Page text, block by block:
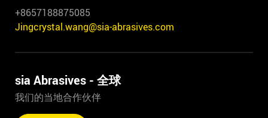
+8657188875085
Jingcrystal.wang@sia-abrasives.com
sia Abrasives - 全球
我们的当地合作伙伴